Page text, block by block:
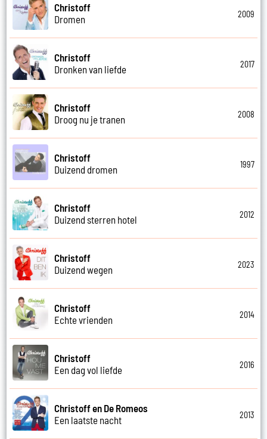
Christoff
Dromen
2009
Christoff
Dronken van liefde
2017
Christoff
Droog nu je tranen
2008
Christoff
Duizend dromen
1997
Christoff
Duizend sterren hotel
2012
Christoff
Duizend wegen
2023
Christoff
Echte vrienden
2014
Christoff
Een dag vol liefde
2016
Christoff en De Romeos
Een laatste nacht
2013